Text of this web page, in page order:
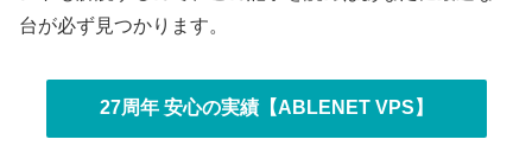
台が必ず見つかります。
27周年 安心の実績【ABLENET VPS】